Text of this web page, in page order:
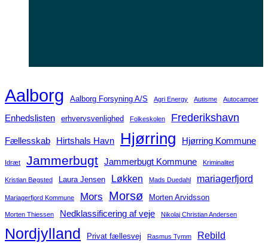
Aalborg Aalborg Forsyning A/S Agri Energy Autisme Autocamper
Enhedslisten erhvervsvenlighed Folkeskolen Frederikshavn
Fællesskab Hirtshals Havn Hjørring Hjørring Kommune
Idræt Jammerbugt Jammerbugt Kommune Kriminalitet
Kristian Bøgsted Laura Jensen Løkken Mads Duedahl mariagerfjord
Mariagerfjord Kommune Mors Morsø Morten Arvidsson
Morten Thiessen Nedklassificering af veje Nikolaj Christian Andersen
Nordjylland Privat fællesvej Rasmus Tymm Rebild